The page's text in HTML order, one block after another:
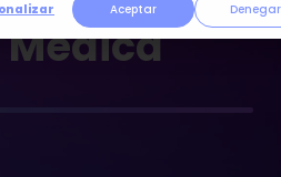
Aceptar Denegar